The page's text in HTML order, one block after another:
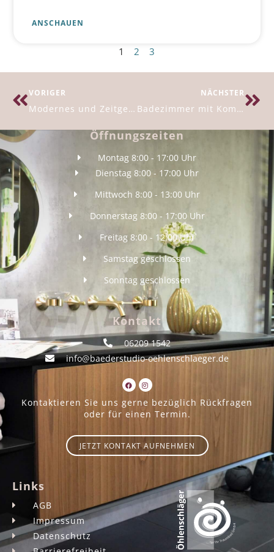
ANSCHAUEN
1 2 3
VORIGER
Modernes und Zeitgenössisches Bad
NÄCHSTER
Badezimmer mit Komfort
Links
AGB
Impressum
Datenschutz
Kontakt
06209 1542
info@baederstudio-oehlenschlaeger.de
Kontaktieren Sie uns gerne bezüglich Rückfragen
oder für einen Termin.
JETZT KONTAKT AUFNEHMEN
Öffnungszeiten
Montag 8:00 - 17:00 Uhr
Dienstag 8:00 - 17:00 Uhr
Mittwoch 8:00 - 13:00 Uhr
Donnerstag 8:00 - 17:00 Uhr
Freitag 8:00 - 12:00 Uhr
Samstag geschlossen
Sonntag geschlossen